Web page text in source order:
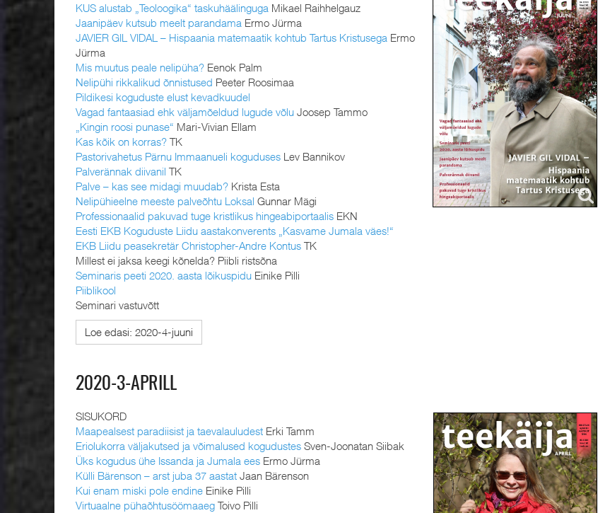
KUS alustab „Teoloogika“ taskuhäälinguga Mikael Raihhelgauz
Jaanipäev kutsub meelt parandama Ermo Jürma
JAVIER GIL VIDAL – Hispaania matemaatik kohtub Tartus Kristusega Ermo
Jürma
Mis muutus peale nelipüha? Eenok Palm
Nelipühi rikkalikud õnnistused Peeter Roosimaa
Pildikesi koguduste elust kevadkuudel
Vagad fantaasiad ehk väljamõeldud lugude võlu Joosep Tammo
„Kingin roosi punase“ Mari-Vivian Ellam
Kas kõik on korras? TK
Pastorivahetus Pärnu Immaanueli koguduses Lev Bannikov
Palverännak diivanil TK
Palve – kas see midagi muudab? Krista Esta
Nelipühieelne meeste palveõhtu Loksal Gunnar Mägi
Professionaalid pakuvad tuge kristlikus hingeabiportaalis EKN
Eesti EKB Koguduste Liidu aastakonverents „Kasvame Jumala väes!“
EKB Liidu peasekretär Christopher-Andre Kontus TK
Millest ei jaksa keegi kõnelda? Piibli ristsõna
Seminaris peeti 2020. aasta lõikuspidu Einike Pilli
Piiblikool
Seminari vastuvõtt
Loe edasi: 2020-4-juuni
2020-3-APRILL
SISUKORD
Maapealsest paradiisist ja taevalauludest Erki Tamm
Eriolukorra väljakutsed ja võimalused kogudustes Sven-Joonatan Siibak
Üks kogudus ühe Issanda ja Jumala ees Ermo Jürma
Külli Bärenson – arst juba 37 aastat Jaan Bärenson
Kui enam miski pole endine Einike Pilli
Virtuaalne pühaõhtusöömaaeg Toivo Pilli